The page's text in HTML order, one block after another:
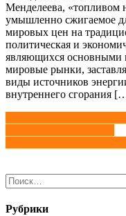
Менделеева, «топливом
умышленно сжигаемое
мировых цен на
политическая и
являющихся основными
мировые рынки,
виды источников
внутреннего сгорания
Навигация
по
Найти:
Рубрики